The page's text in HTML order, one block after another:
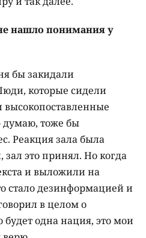
нашло понимания у
бы закидали
которые сидели
высокопоставленные
думаю, тоже бы
Реакция зала была
это принял. Но когда
и выложили на
стало дезинформацией и
в целом о
будет одна нация, это мои